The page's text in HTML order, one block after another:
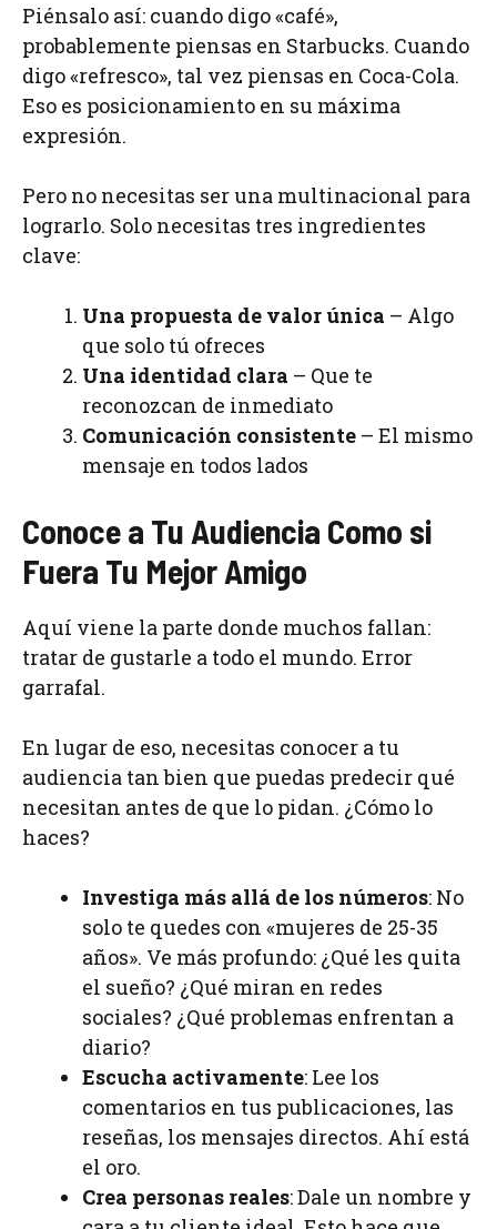
Piénsalo así: cuando digo «café»,
probablemente piensas en Starbucks. Cuando
digo «refresco», tal vez piensas en Coca-Cola.
Eso es posicionamiento en su máxima
expresión.
Pero no necesitas ser una multinacional para
lograrlo. Solo necesitas tres ingredientes
clave:
Una propuesta de valor única – Algo
que solo tú ofreces
Una identidad clara – Que te
reconozcan de inmediato
Comunicación consistente – El mismo
mensaje en todos lados
Conoce a Tu Audiencia Como si
Fuera Tu Mejor Amigo
Aquí viene la parte donde muchos fallan:
tratar de gustarle a todo el mundo. Error
garrafal.
En lugar de eso, necesitas conocer a tu
audiencia tan bien que puedas predecir qué
necesitan antes de que lo pidan. ¿Cómo lo
haces?
Investiga más allá de los números: No
solo te quedes con «mujeres de 25-35
años». Ve más profundo: ¿Qué les quita
el sueño? ¿Qué miran en redes
sociales? ¿Qué problemas enfrentan a
diario?
Escucha activamente: Lee los
comentarios en tus publicaciones, las
reseñas, los mensajes directos. Ahí está
el oro.
Crea personas reales: Dale un nombre y